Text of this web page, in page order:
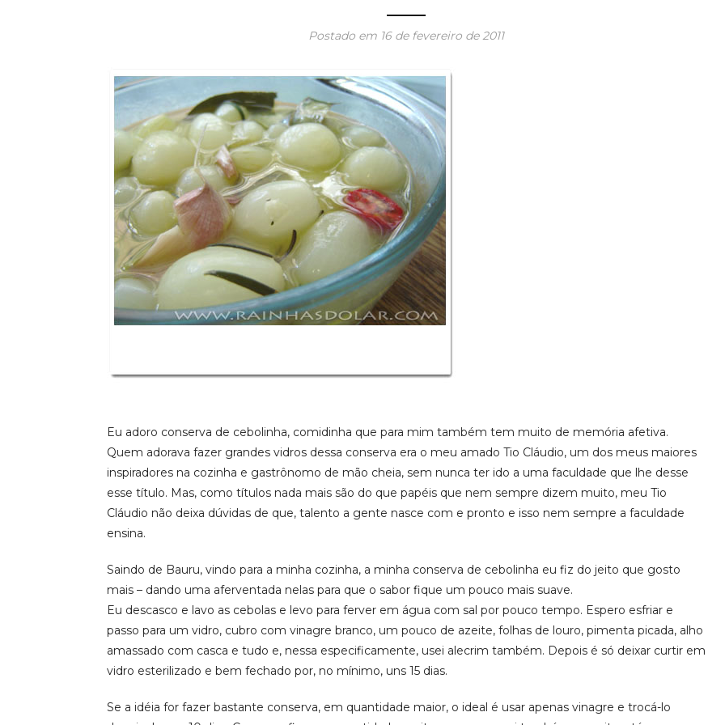
Postado em 16 de fevereiro de 2011
Eu adoro conserva de cebolinha, comidinha que para mim também tem muito de memória afetiva.
Quem adorava fazer grandes vidros dessa conserva era o meu amado Tio Cláudio, um dos meus maiores
inspiradores na cozinha e gastrônomo de mão cheia, sem nunca ter ido a uma faculdade que lhe desse
esse título. Mas, como títulos nada mais são do que papéis que nem sempre dizem muito, meu Tio
Cláudio não deixa dúvidas de que, talento a gente nasce com e pronto e isso nem sempre a faculdade
ensina.
Saindo de Bauru, vindo para a minha cozinha, a minha conserva de cebolinha eu fiz do jeito que gosto
mais – dando uma aferventada nelas para que o sabor fique um pouco mais suave.
Eu descasco e lavo as cebolas e levo para ferver em água com sal por pouco tempo. Espero esfriar e
passo para um vidro, cubro com vinagre branco, um pouco de azeite, folhas de louro, pimenta picada, alho
amassado com casca e tudo e, nessa especificamente, usei alecrim também. Depois é só deixar curtir em
vidro esterilizado e bem fechado por, no mínimo, uns 15 dias.
Se a idéia for fazer bastante conserva, em quantidade maior, o ideal é usar apenas vinagre e trocá-lo